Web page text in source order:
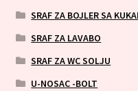
SRAF ZA BOJLER SA
SRAF ZA LAVABO
SRAF ZA WC SOLJU
U-NOSAC -BOLT